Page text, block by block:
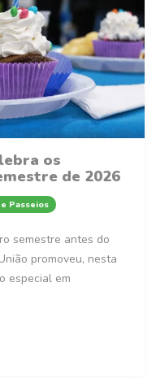
os
de 2026
Passeios
semestre antes do
promoveu, nesta
especial em